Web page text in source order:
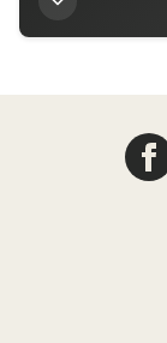
Titre
Traduction du
monseigneur